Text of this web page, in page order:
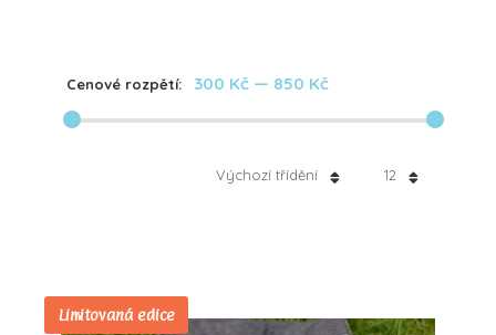
Cenové rozpětí: 300 Kč — 850 Kč
12
Výchozí třídění
Limitovaná edice